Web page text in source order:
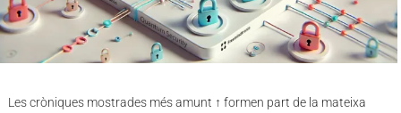
Les cròniques mostrades més amunt ↑ formen part de la mateixa